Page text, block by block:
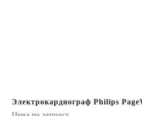
Электрокардиограф Philips